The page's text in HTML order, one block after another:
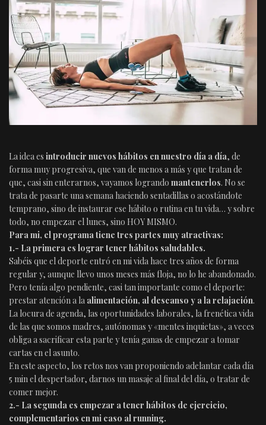
La idea es introducir nuevos hábitos en nuestro día a día, de
forma muy progresiva, que van de menos a más y que tratan de
que, casi sin enterarnos, vayamos logrando mantenerlos. No se
trata de pasarte una semana haciendo sentadillas o acostándote
temprano, sino de instaurar ese hábito o rutina en tu vida… y sobre
todo, no empezar el lunes, sino HOY MISMO.
Para mi, el programa tiene tres partes muy atractivas:
1.- La primera es lograr tener hábitos saludables.
Sabéis que el deporte entró en mi vida hace tres años de forma
regular y, aunque llevo unos meses más floja, no lo he abandonado.
Pero tenía algo pendiente, casi tan importante como el deporte:
prestar atención a la alimentación, al descanso y a la relajación.
La locura de agenda, las oportunidades laborales, la frenética vida
de las que somos madres, autónomas y «mentes inquietas», a veces
obliga a sacrificar esta parte y tenía ganas de empezar a tomar
cartas en el asunto.
En este aspecto, los retos nos van proponiendo adelantar cada día
5 min el despertador, darnos un masaje al final del día, o tratar de
comer mejor.
2.- La segunda es empezar a tener hábitos de ejercicio,
complementarios en mi caso al running.